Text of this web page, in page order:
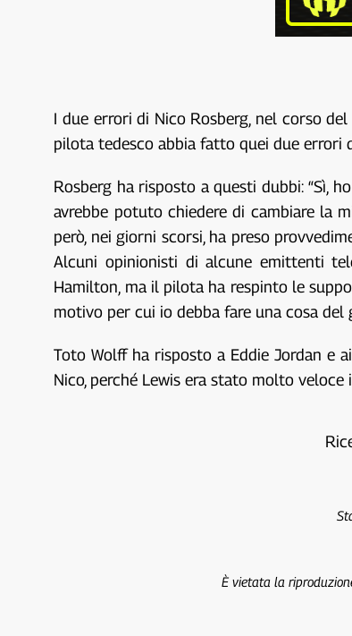
I due errori di Nico Rosberg, nel corso
pilota tedesco abbia fatto quei due errori
Rosberg ha risposto a questi dubbi: “Sì,
avrebbe potuto chiedere di cambiare la
però, nei giorni scorsi, ha preso
Alcuni opinionisti di alcune emittenti
Hamilton, ma il pilota ha respinto le
motivo per cui io debba fare una cosa del
Toto Wolff ha risposto a Eddie Jordan e
Nico, perché Lewis era stato molto
È vietata la